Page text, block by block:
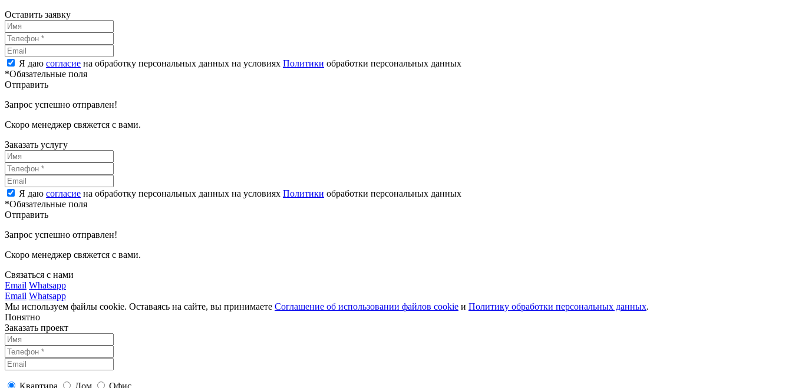
Оставить заявку
Я даю согласие на обработку персональных данных на условиях Политики обработки персональных данных
*Обязательные поля
Отправить
Запрос успешно отправлен!
Скоро менеджер свяжется с вами.
Заказать услугу
Я даю согласие на обработку персональных данных на условиях Политики обработки персональных данных
*Обязательные поля
Отправить
Запрос успешно отправлен!
Скоро менеджер свяжется с вами.
Связаться с нами
Email Whatsapp
Email Whatsapp
Мы используем файлы cookie. Оставаясь на сайте, вы принимаете Соглашение об использовании файлов cookie и Политику обработки персональных данных.
Понятно
Заказать проект
Квартира Дом Офис